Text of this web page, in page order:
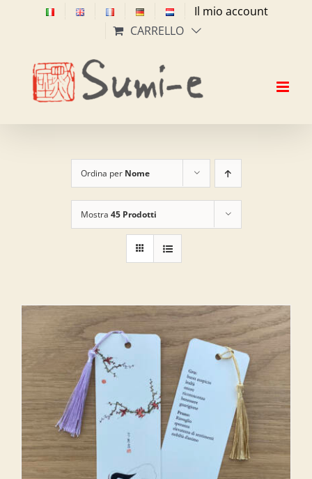
Il mio account
CARRELLO
Ordina per Nome
Mostra 45 Prodotti